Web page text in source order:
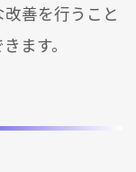
善を行うこと
ます。